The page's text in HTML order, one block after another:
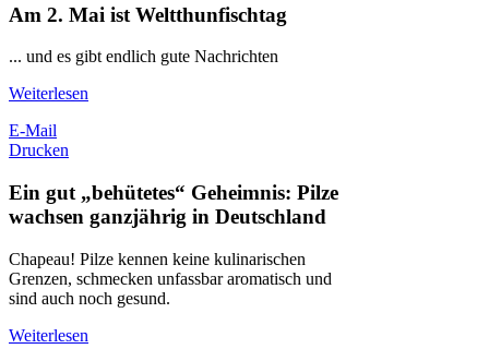
Am 2. Mai ist Weltthunfischtag
... und es gibt endlich gute Nachrichten
Weiterlesen
E-Mail
Drucken
Ein gut „behütetes“ Geheimnis: Pilze
wachsen ganzjährig in Deutschland
Chapeau! Pilze kennen keine kulinarischen
Grenzen, schmecken unfassbar aromatisch und
sind auch noch gesund.
Weiterlesen